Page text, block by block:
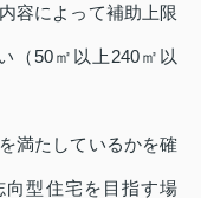
容によって補助上限
（50㎡以上240㎡以
満たしているかを確
型住宅を目指す場